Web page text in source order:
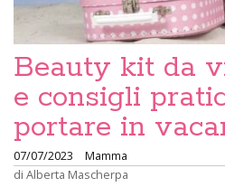
Beauty kit da
e consigli
portare in
07/07/2023
Mamma
di Alberta Mascherpa